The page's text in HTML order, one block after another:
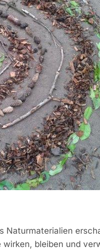
Naturmaterialien
bleiben und